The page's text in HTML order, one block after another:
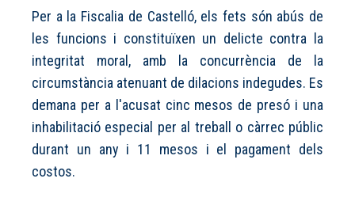
Per a la Fiscalia de Castelló, els fets són abús de
les funcions i constituïxen un delicte contra la
integritat moral, amb la concurrència de la
circumstància atenuant de dilacions indegudes. Es
demana per a l'acusat cinc mesos de presó i una
inhabilitació especial per al treball o càrrec públic
durant un any i 11 mesos i el pagament dels
costos.